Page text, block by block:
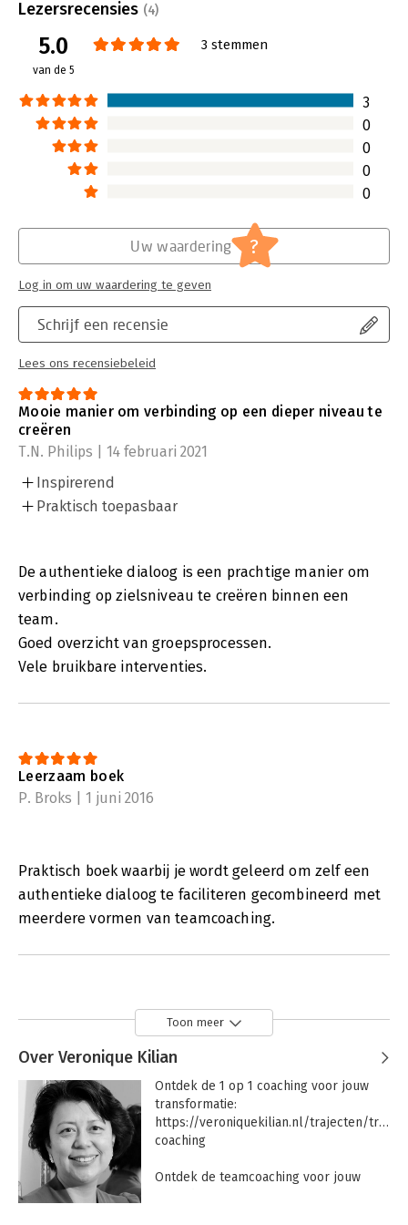
Bestandsformaat:
epub
Uitgever:
Veroniquekilian.nl
Verschijningsdatum:
Hoofdrubriek:
Lezersrecensies (4)
5.0
van de 5
3 stemmen
3
0
0
0
0
Schrijf een recensie
Lees ons recensiebeleid
Uw waardering ?
Log in om uw waardering te geven
Mooie manier om verbinding op een dieper niveau te
creëren
T.N. Philips | 14 februari 2021
Inspirerend
Praktisch toepasbaar
De authentieke dialoog is een prachtige manier om
verbinding op zielsniveau te creëren binnen een
team.
Goed overzicht van groepsprocessen.
Vele bruikbare interventies.
Leerzaam boek
P. Broks | 1 juni 2016
Praktisch boek waarbij je wordt geleerd om zelf een
authentieke dialoog te faciliteren gecombineerd met
meerdere vormen van teamcoaching.
Toon meer
Over Veronique Kilian
Ontdek de 1 op 1 coaching voor jouw
transformatie:
https://veroniquekilian.nl/trajecten/
coaching
Ontdek de teamcoaching voor jouw